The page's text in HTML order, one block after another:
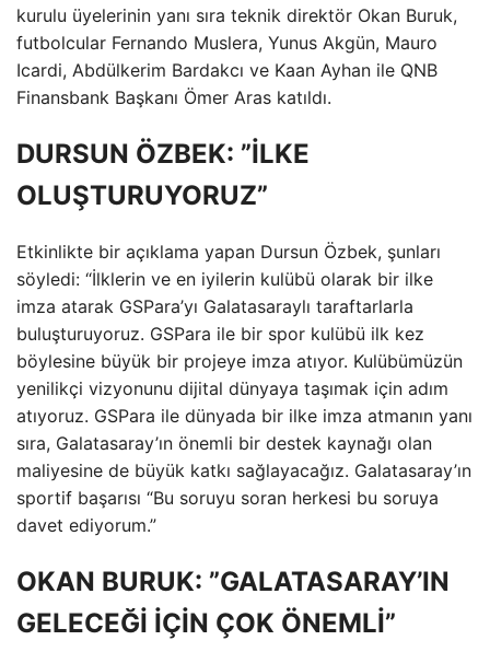
kurulu üyelerinin yanı sıra teknik direktör Okan Buruk,
futbolcular Fernando Muslera, Yunus Akgün, Mauro
Icardi, Abdülkerim Bardakcı ve Kaan Ayhan ile QNB
Finansbank Başkanı Ömer Aras katıldı.
DURSUN ÖZBEK: ”İLKE
OLUŞTURUYORUZ”
Etkinlikte bir açıklama yapan Dursun Özbek, şunları
söyledi: “İlklerin ve en iyilerin kulübü olarak bir ilke
imza atarak GSPara’yı Galatasaraylı taraftarlarla
buluşturuyoruz. GSPara ile bir spor kulübü ilk kez
böylesine büyük bir projeye imza atıyor. Kulübümüzün
yenilikçi vizyonunu dijital dünyaya taşımak için adım
atıyoruz. GSPara ile dünyada bir ilke imza atmanın yanı
sıra, Galatasaray’ın önemli bir destek kaynağı olan
maliyesine de büyük katkı sağlayacağız. Galatasaray’ın
sportif başarısı “Bu soruyu soran herkesi bu soruya
davet ediyorum.”
OKAN BURUK: ”GALATASARAY’IN
GELECEĞİ İÇİN ÇOK ÖNEMLİ”